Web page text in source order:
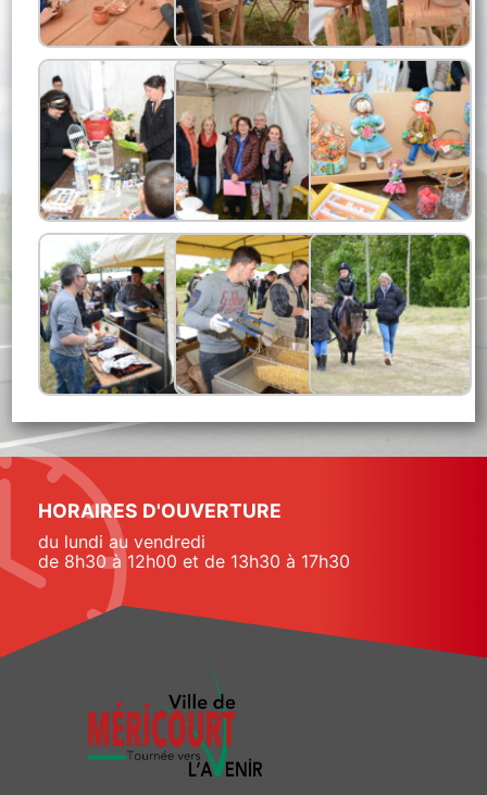
HORAIRES D'OUVERTURE
du lundi au vendredi
de 8h30 à 12h00 et de 13h30 à 17h30